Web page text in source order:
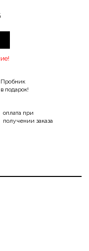
Пробник
в подарок!
оплата при
получении заказа